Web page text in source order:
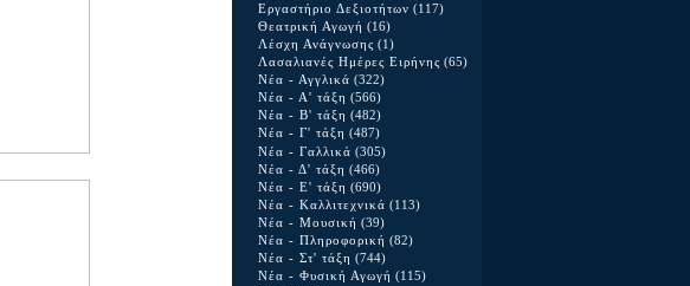
Εργαστήριο Δεξιοτήτων (117)
Θεατρική Αγωγή (16)
Λέσχη Ανάγνωσης (1)
Λασαλιανές Ημέρες Ειρήνης (65)
Νέα - Αγγλικά (322)
Νέα - Α' τάξη (566)
Νέα - Β' τάξη (482)
Νέα - Γ' τάξη (487)
Νέα - Γαλλικά (305)
Νέα - Δ' τάξη (466)
Νέα - Ε' τάξη (690)
Νέα - Καλλιτεχνικά (113)
Νέα - Μουσική (39)
Νέα - Πληροφορική (82)
Νέα - Στ' τάξη (744)
Νέα - Φυσική Αγωγή (115)